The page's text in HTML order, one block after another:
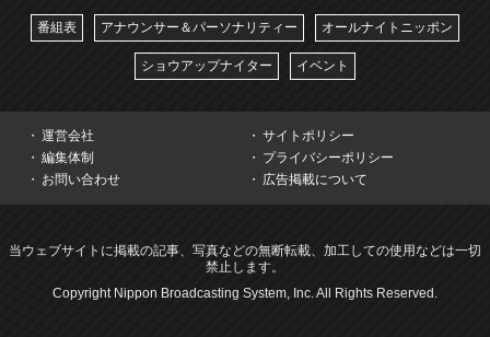
番組表 アナウンサー＆パーソナリティー オールナイトニッポン
ショウアップナイター イベント
運営会社
サイトポリシー
編集体制
プライバシーポリシー
お問い合わせ
広告掲載について
当ウェブサイトに掲載の記事、写真などの無断転載、加工しての使用などは一切
禁止します。
Copyright Nippon Broadcasting System, Inc. All Rights Reserved.